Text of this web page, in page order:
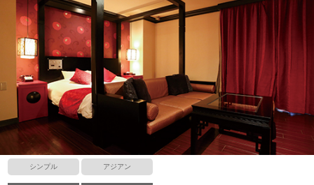
シンプル アジアン